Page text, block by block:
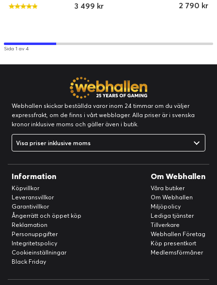
3 499 kr 2 790 kr
Sida 1 av 4
Webhallen skickar beställda varor inom 24 timmar om du väljer
expressfrakt, om de finns i vårt webblager. Alla priser är i svenska
kronor inklusive moms och gäller även i butik.
Visa priser inklusive moms
Information
Köpvillkor
Leveransvillkor
Garantivillkor
Ångerrätt och öppet köp
Reklamation
Personuppgifter
Integritetspolicy
Cookieinställningar
Black Friday
Om Webhallen
Våra butiker
Om Webhallen
Miljöpolicy
Lediga tjänster
Tillverkare
Webhallen Företag
Köp presentkort
Medlemsförmåner